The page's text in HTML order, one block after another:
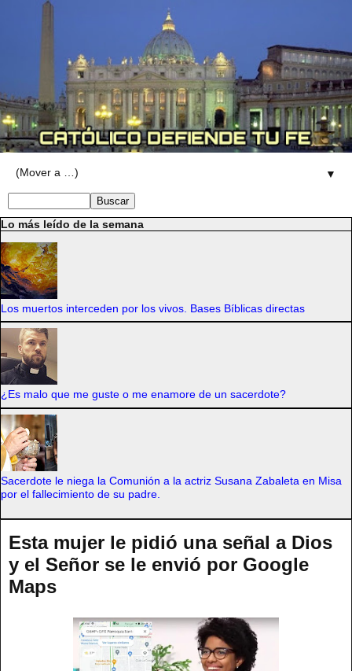
▼
Lo más leído de la semana
Los muertos interceden por los vivos. Bases Bíblicas directas
¿Es malo que me guste o me enamore de un sacerdote?
Sacerdote le niega la Comunión a la actriz Susana Zabaleta en Misa
por el fallecimiento de su padre.
Esta mujer le pidió una señal a Dios
y el Señor se le envió por Google
Maps